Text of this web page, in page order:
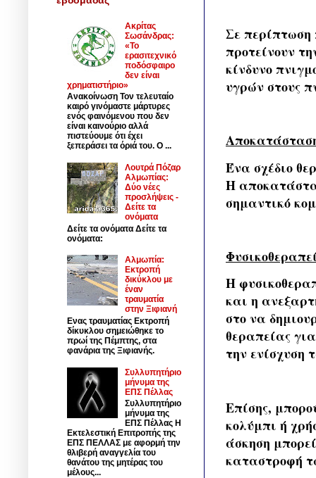
Σε περίπτωση
προτείνουν
κίνδυνο
υγρών στους
Ένα σχέδιο
Η
σημαντικό
Η
και η
στο να
θεραπείας
την ενίσχυση
Επίσης,
κολύμπι ή
άσκηση
καταστροφή
Ακρίτας
Σωσάνδρας:
«Το
ερασιτεχνικό
ποδόσφαιρο
δεν είναι
χρηματιστήριο»
Ανακοίνωση Τον τελευταίο
καιρό γινόμαστε μάρτυρες
ενός φαινόμενου που δεν
είναι καινούριο αλλά
πιστεύουμε ότι έχει
ξεπεράσει τα όριά του. Ο ...
Λουτρά Πόζαρ
Αλμωπίας:
Δύο νέες
προσλήψεις -
Δείτε τα
ονόματα
Δείτε τα ονόματα Δείτε τα
ονόματα:
Αλμωπία:
Εκτροπή
δικύκλου με
έναν
τραυματία
στην Ξιφιανή
Ενας τραυματίας Εκτροπή
δίκυκλου σημειώθηκε το
πρωί της Πέμπτης, στα
φανάρια της Ξιφιανής.
Συλλυπητήριο
μήνυμα της
ΕΠΣ Πέλλας
Συλλυπητήριο
μήνυμα της
ΕΠΣ Πέλλας Η
Εκτελεστική Επιτροπής της
ΕΠΣ ΠΕΛΛΑΣ με αφορμή την
θλιβερή αναγγελία του
θανάτου της μητέρας του
μέλους...